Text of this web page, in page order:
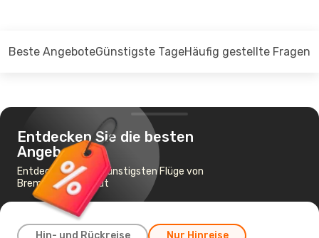
Beste AngeboteGünstigste TageHäufig gestellte Fragen
Entdecken Sie die besten
Angebote
Entdecken Sie die günstigsten Flüge von
Bremen nach Beirut
Hin- und Rückreise Nur Hinreise